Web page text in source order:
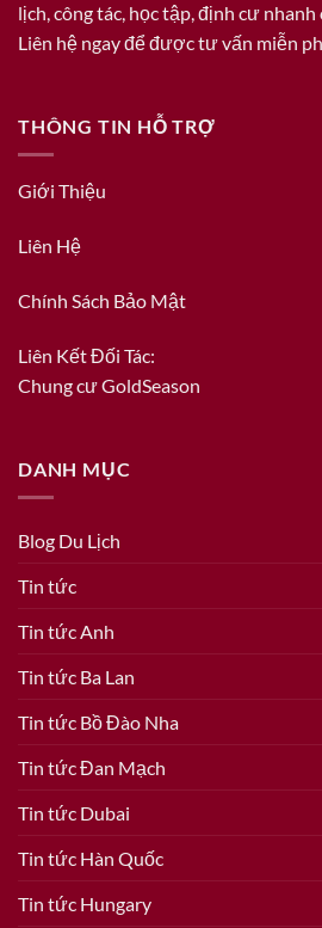
lịch, công tác, học tập, định cư nhanh
Liên hệ ngay để được tư vấn miễn
THÔNG TIN HỖ TRỢ
Giới Thiệu
Liên Hệ
Chính Sách Bảo Mật
Liên Kết Đối Tác:
Chung cư GoldSeason
DANH MỤC
Blog Du Lịch
Tin tức
Tin tức Anh
Tin tức Ba Lan
Tin tức Bồ Đào Nha
Tin tức Đan Mạch
Tin tức Dubai
Tin tức Hàn Quốc
Tin tức Hungary